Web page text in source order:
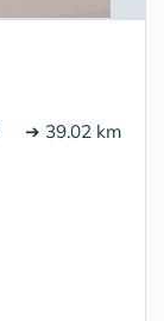
➔ 39.02 km